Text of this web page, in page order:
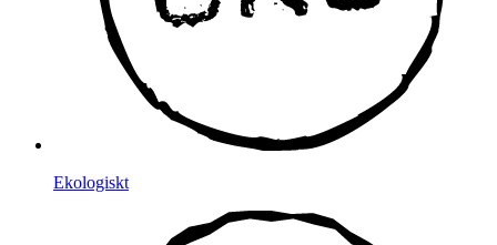
Ekologiskt